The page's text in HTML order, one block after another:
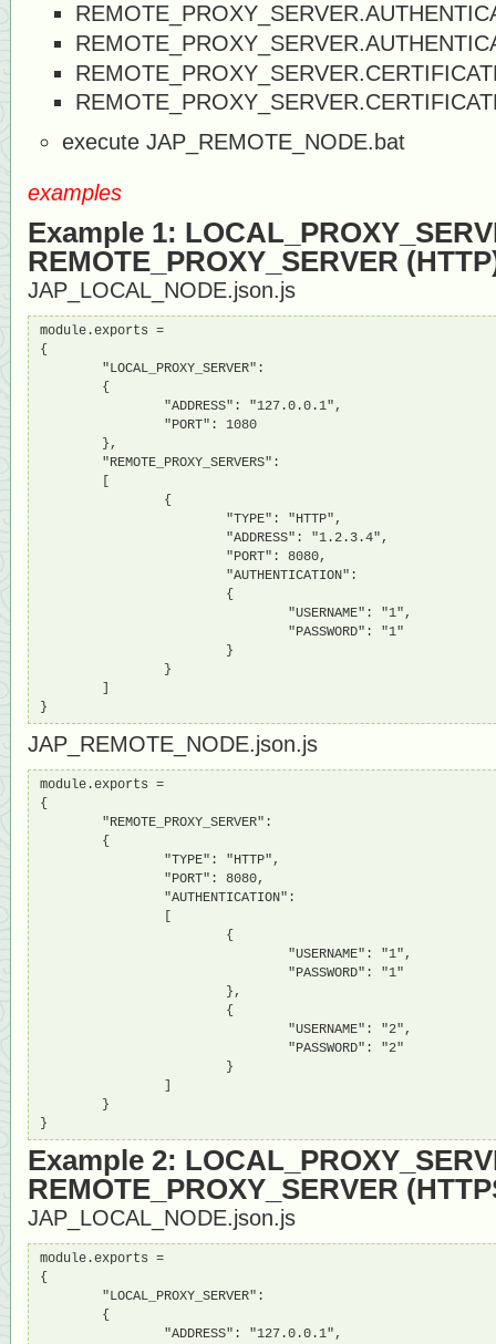
execute JAP_REMOTE_NODE.bat
examples
Example 1:
REMOTE_PROXY_SERVER
JAP_LOCAL_NODE.json.js
module.exports =
{
"LOCAL_PROXY_SERVER":
{
"ADDRESS": "127.0.0.1",
"PORT": 1080
},
"REMOTE_PROXY_SERVERS":
{
"TYPE": "HTTP",
"ADDRESS": "1.2.3.4",
"PORT": 8080,
"AUTHENTICATION":
{
"USERNAME": "1",
"PASSWORD": "1"
}
}
}
JAP_REMOTE_NODE.json.js
module.exports =
{
"REMOTE_PROXY_SERVER":
{
"TYPE": "HTTP",
"PORT": 8080,
"AUTHENTICATION":
{
"USERNAME": "1",
"PASSWORD": "1"
},
{
"USERNAME": "2",
"PASSWORD": "2"
}
}
}
Example 2:
REMOTE_PROXY_SERVER
JAP_LOCAL_NODE.json.js
module.exports =
{
"LOCAL_PROXY_SERVER":
{
"ADDRESS": "127.0.0.1",